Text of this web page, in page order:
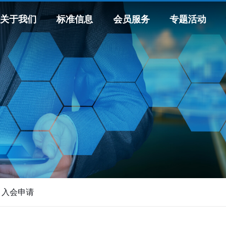
关于我们 标准信息 会员服务 专题活动
入会申请